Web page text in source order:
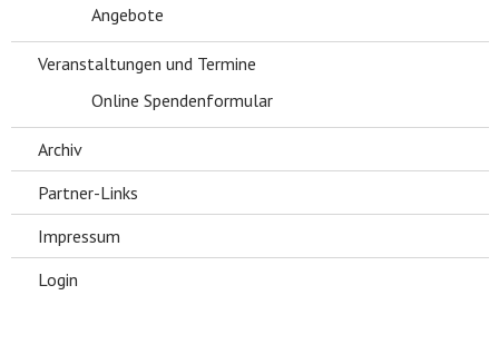
Angebote
Veranstaltungen und Termine
Online Spendenformular
Archiv
Partner-Links
Impressum
Login